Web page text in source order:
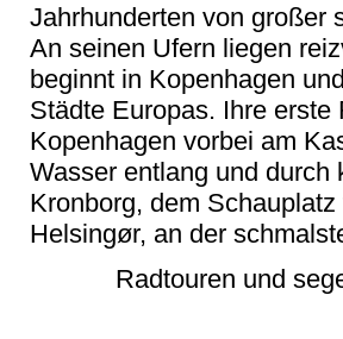
Jahrhunderten von großer
An seinen Ufern liegen
beginnt in Kopenhagen
Städte Europas. Ihre
Kopenhagen vorbei am
Wasser entlang und
Kronborg, dem
Helsingør, an der
Radtouren und